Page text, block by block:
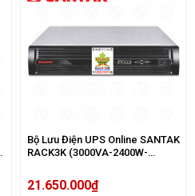
Bộ Lưu Điện UPS Online SANTAK
RACK3K (3000VA-2400W-
21.650.000₫